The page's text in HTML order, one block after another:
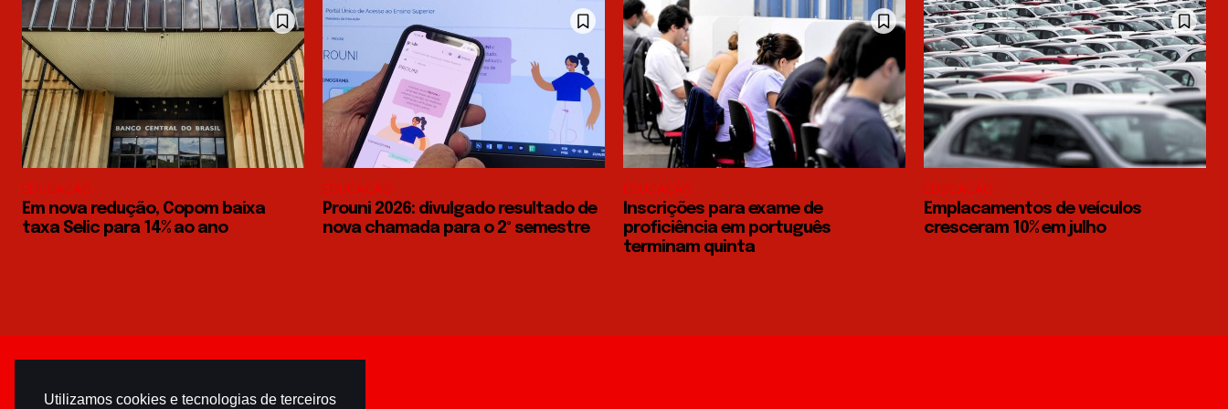
Utilizamos cookies e tecnologias de terceiros
EDUCAÇÃO
Em nova redução, Copom baixa
taxa Selic para 14% ao ano
EDUCAÇÃO
Prouni 2026: divulgado resultado de
nova chamada para o 2º semestre
EDUCAÇÃO
Inscrições para exame de
proficiência em português
terminam quinta
EDUCAÇÃO
Emplacamentos de veículos
cresceram 10% em julho